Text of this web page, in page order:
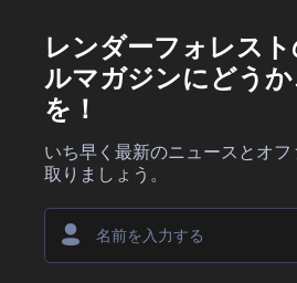
レンダーフォレス
ルマガジンにどう
を！
いち早く最新のニュースとオフ
取りましょう。